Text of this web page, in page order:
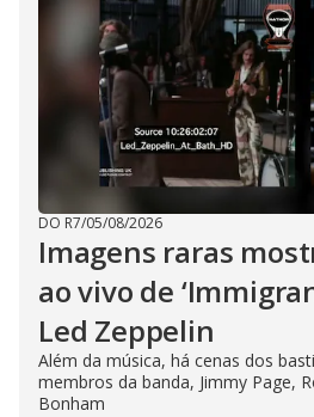
DO R7/05/08/2026
Imagens raras
ao vivo de
Led Zeppelin
Além da música, há cenas dos
membros da banda, Jimmy Page,
Bonham